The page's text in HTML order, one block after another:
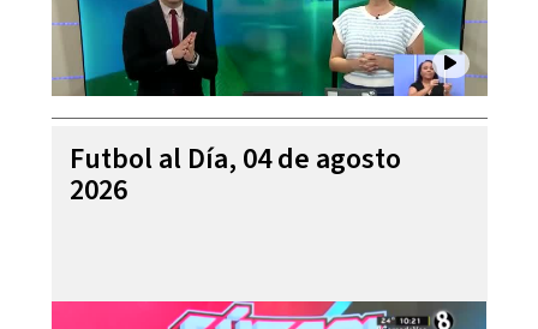
Futbol al Día, 04 de agosto
2026